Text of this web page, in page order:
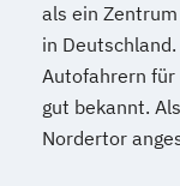
als ein
in
Autofahrern für
gut bekannt.
Nordertor